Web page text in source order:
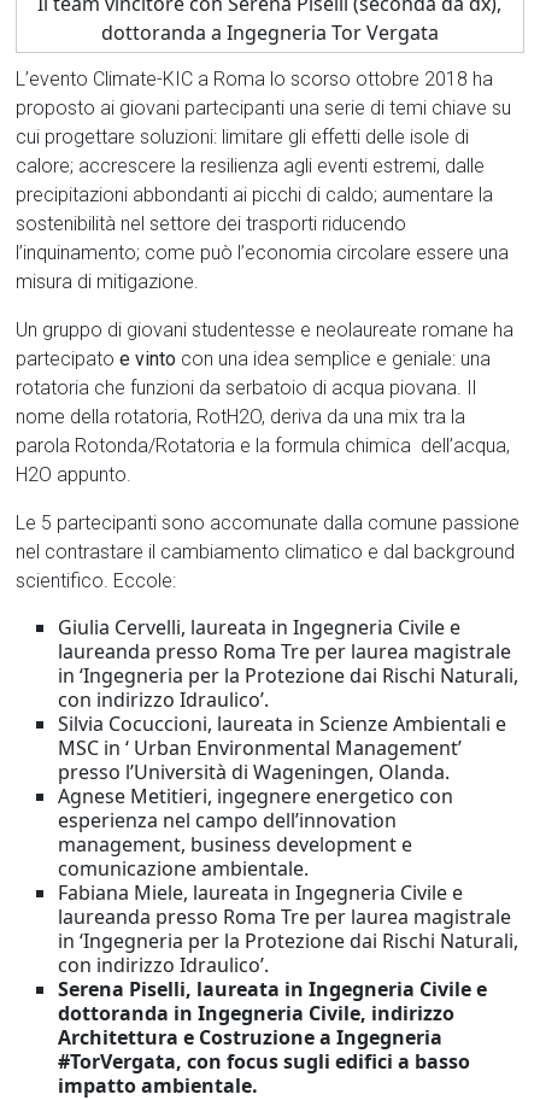
dottoranda a Ingegneria Tor Vergata
L’evento Climate-KIC a Roma lo scorso ottobre 2018 ha
proposto ai giovani partecipanti una serie di temi chiave su
cui progettare soluzioni: limitare gli effetti delle isole di
calore; accrescere la resilienza agli eventi estremi, dalle
precipitazioni abbondanti ai picchi di caldo; aumentare la
sostenibilità nel settore dei trasporti riducendo
l’inquinamento; come può l’economia circolare essere una
misura di mitigazione.
Un gruppo di giovani studentesse e neolaureate romane ha
partecipatoe vinto con una idea semplice e geniale: una
rotatoria che funzioni da serbatoio di acqua piovana. Il
nome della rotatoria, RotH2O, deriva da una mix tra la
parola Rotonda/Rotatoria e la formula chimica dell’acqua,
H2O appunto.
Le 5 partecipanti sono accomunate dalla comune passione
nel contrastare il cambiamento climatico e dal background
scientifico. Eccole:
Giulia Cervelli, laureata in Ingegneria Civile e
laureanda presso Roma Tre per laurea magistrale
in ‘Ingegneria per la Protezione dai Rischi Naturali,
con indirizzo Idraulico’.
Silvia Cocuccioni, laureata in Scienze Ambientali e
MSC in ‘ Urban Environmental Management’
presso l’Università di Wageningen, Olanda.
Agnese Metitieri, ingegnere energetico con
esperienza nel campo dell’innovation
management, business development e
comunicazione ambientale.
Fabiana Miele, laureata in Ingegneria Civile e
laureanda presso Roma Tre per laurea magistrale
in ‘Ingegneria per la Protezione dai Rischi Naturali,
con indirizzo Idraulico’.
Serena Piselli, laureata in Ingegneria Civile e
dottoranda in Ingegneria Civile, indirizzo
Architettura e Costruzione a Ingegneria
#TorVergata, con focus sugli edifici a basso
impatto ambientale.